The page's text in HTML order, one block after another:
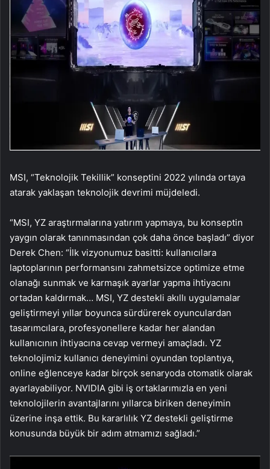
MSI, “Teknolojik Tekillik” konseptini 2022 yılında ortaya
atarak yaklaşan teknolojik devrimi müjdeledi.
“MSI, YZ araştırmalarına yatırım yapmaya, bu konseptin
yaygın olarak tanınmasından çok daha önce başladı” diyor
Derek Chen: “İlk vizyonumuz basitti: kullanıcılara
laptoplarının performansını zahmetsizce optimize etme
olanağı sunmak ve karmaşık ayarlar yapma ihtiyacını
ortadan kaldırmak… MSI, YZ destekli akıllı uygulamalar
geliştirmeyi yıllar boyunca sürdürerek oyunculardan
tasarımcılara, profesyonellere kadar her alandan
kullanıcının ihtiyacına cevap vermeyi amaçladı. YZ
teknolojimiz kullanıcı deneyimini oyundan toplantıya,
online eğlenceye kadar birçok senaryoda otomatik olarak
ayarlayabiliyor. NVIDIA gibi iş ortaklarımızla en yeni
teknolojilerin avantajlarını yıllarca biriken deneyimin
üzerine inşa ettik. Bu kararlılık YZ destekli geliştirme
konusunda büyük bir adım atmamızı sağladı.”